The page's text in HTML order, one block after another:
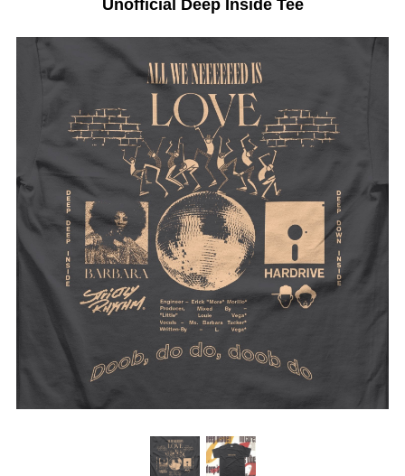
Unofficial Deep Inside Tee